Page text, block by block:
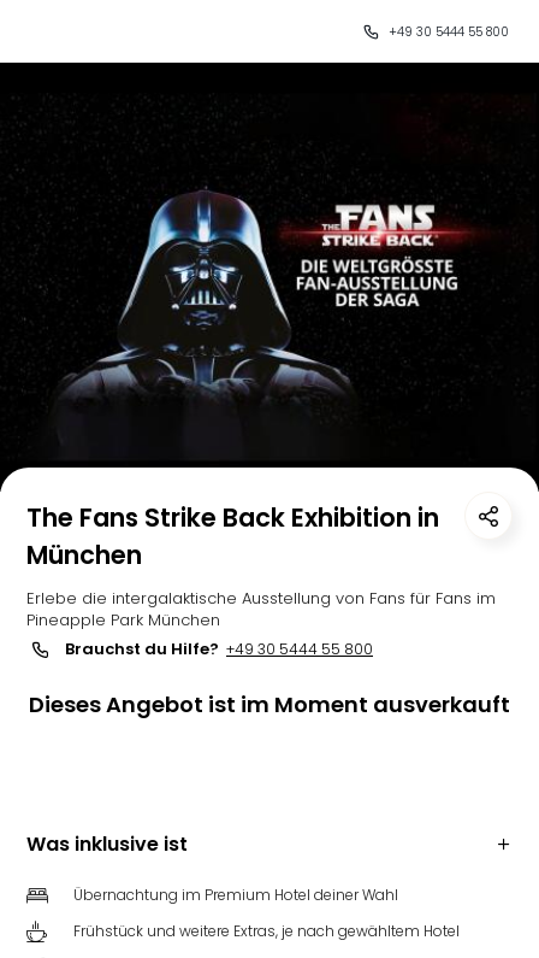
+49 30 5444 55 800
The Fans Strike Back Exhibition in
München
Erlebe die intergalaktische Ausstellung von Fans für Fans im
Pineapple Park München
Brauchst du Hilfe? +49 30 5444 55 800
Dieses Angebot ist im Moment ausverkauft
Was inklusive ist
Übernachtung im Premium Hotel deiner Wahl
Frühstück und weitere Extras, je nach gewähltem Hotel